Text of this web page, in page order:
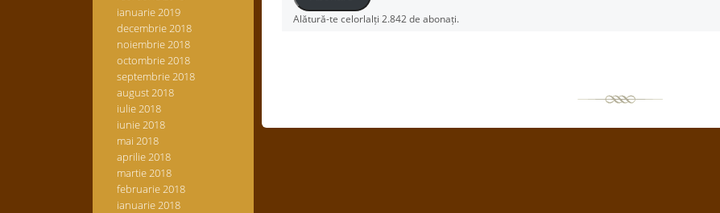
ianuarie 2019
decembrie 2018
noiembrie 2018
octombrie 2018
septembrie 2018
august 2018
iulie 2018
iunie 2018
mai 2018
aprilie 2018
martie 2018
februarie 2018
ianuarie 2018
Alătură-te celorlalți 2.842 de abonați.